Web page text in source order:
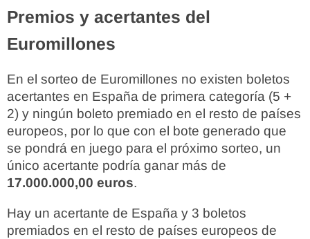
Premios y acertantes del
Euromillones
En el sorteo de Euromillones no existen boletos
acertantes en España de primera categoría (5 +
2) y ningún boleto premiado en el resto de países
europeos, por lo que con el bote generado que
se pondrá en juego para el próximo sorteo, un
único acertante podría ganar más de
17.000.000,00 euros.
Hay un acertante de España y 3 boletos
premiados en el resto de países europeos de